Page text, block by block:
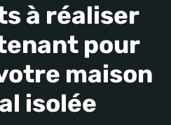
à réaliser
pour
maison
isolée